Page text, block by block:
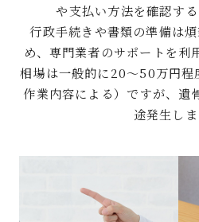
や支払い方法を確認する
行政手続きや書類の準備は
め、専門業者のサポートを利
相場は一般的に20～50万円程
作業内容による）ですが、遺
途発生しま